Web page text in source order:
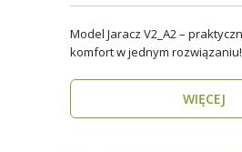
Model Jaracz V2_A2 –
komfort w jednym rozwiązaniu! Jaracz V2_A2 to
WIĘCEJ